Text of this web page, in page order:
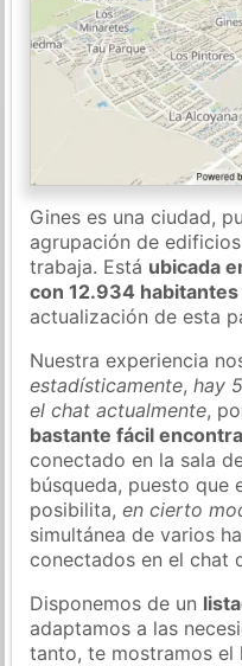
Gines es una ciudad,
agrupación de
trabaja. Está ubicada
con 12.934
actualización de esta
Nuestra experiencia
estadísticamente,hay
el chat actualmente,
bastante fácil
conectado en la sala
búsqueda, puesto que
posibilita,en cierto
simultánea de varios
conectados en el chat
Disponemos de un
adaptamos a las
tanto, te mostramos el